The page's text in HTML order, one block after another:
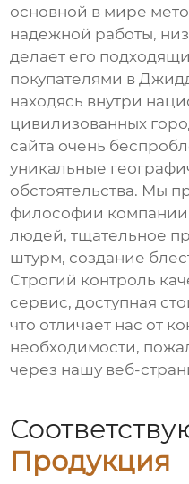
основной в мире
надежной работы,
делает его
покупателями в
находясь внутри
цивилизованных
сайта очень
уникальные
обстоятельства. Мы
философии
людей, тщательное
штурм, создание
Строгий контроль
сервис, доступная
что отличает нас от
необходимости,
через нашу веб-
Продукция